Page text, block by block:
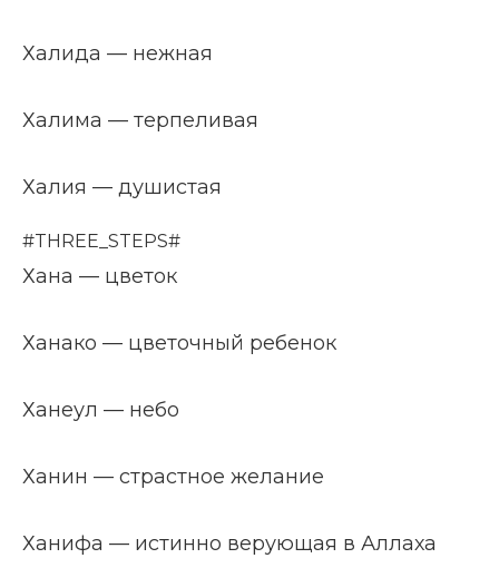
Халида — нежная
Халима — терпеливая
Халия — душистая
#THREE_STEPS#
Хана — цветок
Ханако — цветочный ребенок
Ханеул — небо
Ханин — страстное желание
Ханифа — истинно верующая в Аллаха